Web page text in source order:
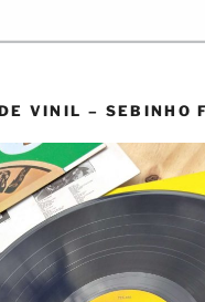
VINIL – SEBINHO